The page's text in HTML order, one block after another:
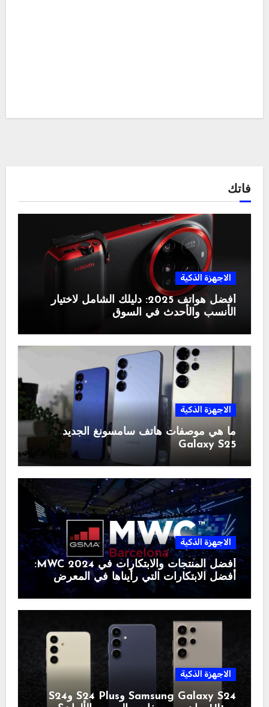
فاتك
الاجهزة الذكية
أفضل هواتف 2025: دليلك الشامل لاختيار
الأنسب والأحدث في السوق
الاجهزة الذكية
ما هي موصفات هاتف سامسونغ الجديد
Galaxy S25
الاجهزة الذكية
أفضل المنتجات والابتكارات في MWC 2024:
أفضل الابتكارات التي رأيناها في المعرض
الاجهزة الذكية
Samsung Galaxy S24 وS24 Plus وS24